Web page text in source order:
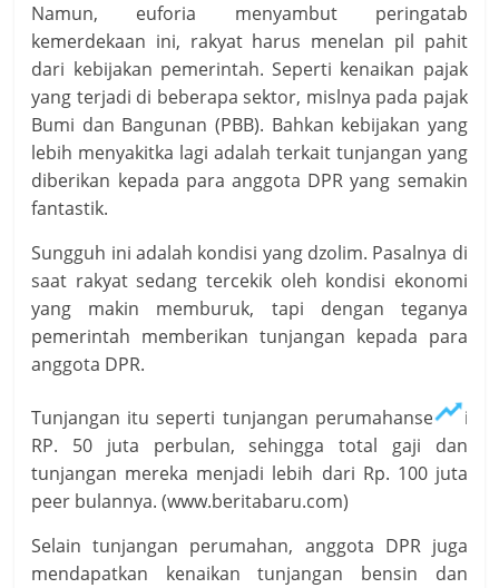
Namun, euforia menyambut peringatab
kemerdekaan ini, rakyat harus menelan pil pahit
dari kebijakan pemerintah. Seperti kenaikan pajak
yang terjadi di beberapa sektor, mislnya pada pajak
Bumi dan Bangunan (PBB). Bahkan kebijakan yang
lebih menyakitka lagi adalah terkait tunjangan yang
diberikan kepada para anggota DPR yang semakin
fantastik.
Sungguh ini adalah kondisi yang dzolim. Pasalnya di
saat rakyat sedang tercekik oleh kondisi ekonomi
yang makin memburuk, tapi dengan teganya
pemerintah memberikan tunjangan kepada para
anggota DPR.
Tunjangan itu seperti tunjangan perumahansenilai
RP. 50 juta perbulan, sehingga total gaji dan
tunjangan mereka menjadi lebih dari Rp. 100 juta
peer bulannya. (www.beritabaru.com)
Selain tunjangan perumahan, anggota DPR juga
mendapatkan kenaikan tunjangan bensin dan